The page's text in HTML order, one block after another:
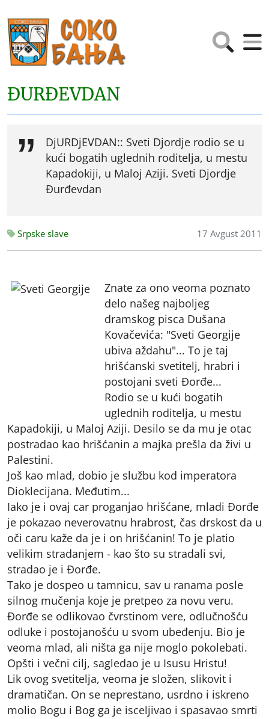
ĐURĐEVDAN
DjURDjEVDAN:: Sveti Djordje rodio se u
kući bogatih uglednih roditelja, u mestu
Kapadokiji, u Maloj Aziji. Sveti Djordje
Đurđevdan
Srpske slave 17 Avgust 2011
Znate za ono veoma poznato
delo našeg najboljeg
dramskog pisca Dušana
Kovačevića: "Sveti Georgije
ubiva aždahu"... To je taj
hrišćanski svetitelj, hrabri i
postojani sveti Đorđe...
Rodio se u kući bogatih
uglednih roditelja, u mestu
Kapadokiji, u Maloj Aziji. Desilo se da mu je otac
postradao kao hrišćanin a majka prešla da živi u
Palestini.
Još kao mlad, dobio je službu kod imperatora
Dioklecijana. Međutim...
Iako je i ovaj car proganjao hrišćane, mladi Đorđe
je pokazao neverovatnu hrabrost, čas drskost da u
oči caru kaže da je i on hrišćanin! To je platio
velikim stradanjem - kao što su stradali svi,
stradao je i Đorđe.
Tako je dospeo u tamnicu, sav u ranama posle
silnog mučenja koje je pretpeo za novu veru.
Đorđe se odlikovao čvrstinom vere, odlučnošću
odluke i postojanošću u svom ubeđenju. Bio je
veoma mlad, ali ništa ga nije moglo pokolebati.
Opšti i večni cilj, sagledao je u Isusu Hristu!
Lik ovog svetitelja, veoma je složen, slikovit i
dramatičan. On se neprestano, usrdno i iskreno
molio Bogu i Bog ga je isceljivao i spasavao smrti